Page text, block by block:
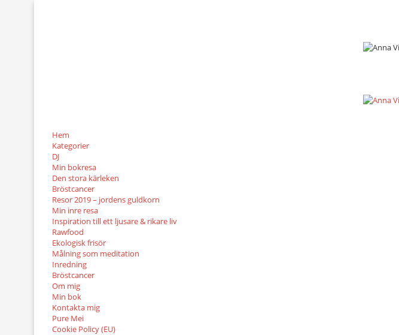
Hem
Kategorier
DJ
Min bokresa
Den stora kärleken
Bröstcancer
Resor 2019 – jordens guldkorn
Min inre resa
Inspiration till ett ljusare & rikare liv
Rawfood
Ekologisk frisör
Målning som meditation
Inredning
Bröstcancer
Om mig
Min bok
Kontakta mig
Pure Mei
Cookie Policy (EU)